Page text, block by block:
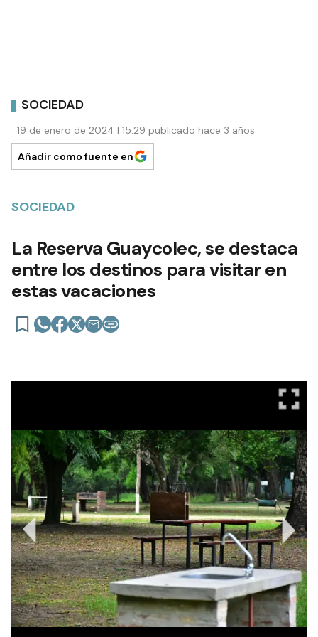
SOCIEDAD
19 de enero de 2024 | 15:29 publicado hace 3 años
Añadir como fuente en
SOCIEDAD
La Reserva Guaycolec, se destaca
entre los destinos para visitar en
estas vacaciones